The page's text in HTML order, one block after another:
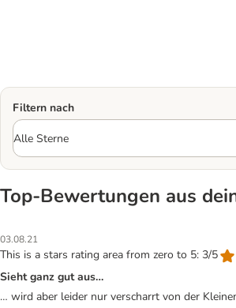
Filtern nach
Top‑Bewertungen aus
03.08.21
This is a stars rating area from zero to 5: 3/5
Sieht ganz gut aus…
… wird aber leider nur verscharrt von der